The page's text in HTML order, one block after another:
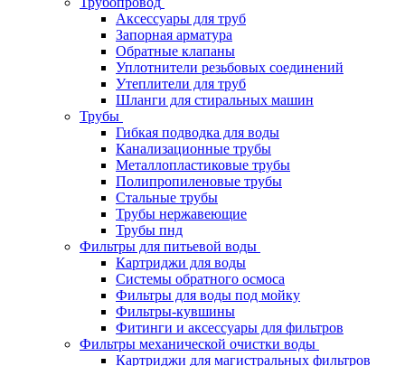
Аксессуары для труб
Запорная арматура
Обратные клапаны
Уплотнители резьбовых соединений
Утеплители для труб
Шланги для стиральных машин
Трубы
Гибкая подводка для воды
Канализационные трубы
Металлопластиковые трубы
Полипропиленовые трубы
Стальные трубы
Трубы нержавеющие
Трубы пнд
Фильтры для питьевой воды
Картриджи для воды
Системы обратного осмоса
Фильтры для воды под мойку
Фильтры-кувшины
Фитинги и аксессуары для фильтров
Фильтры механической очистки воды
Картриджи для магистральных фильтров